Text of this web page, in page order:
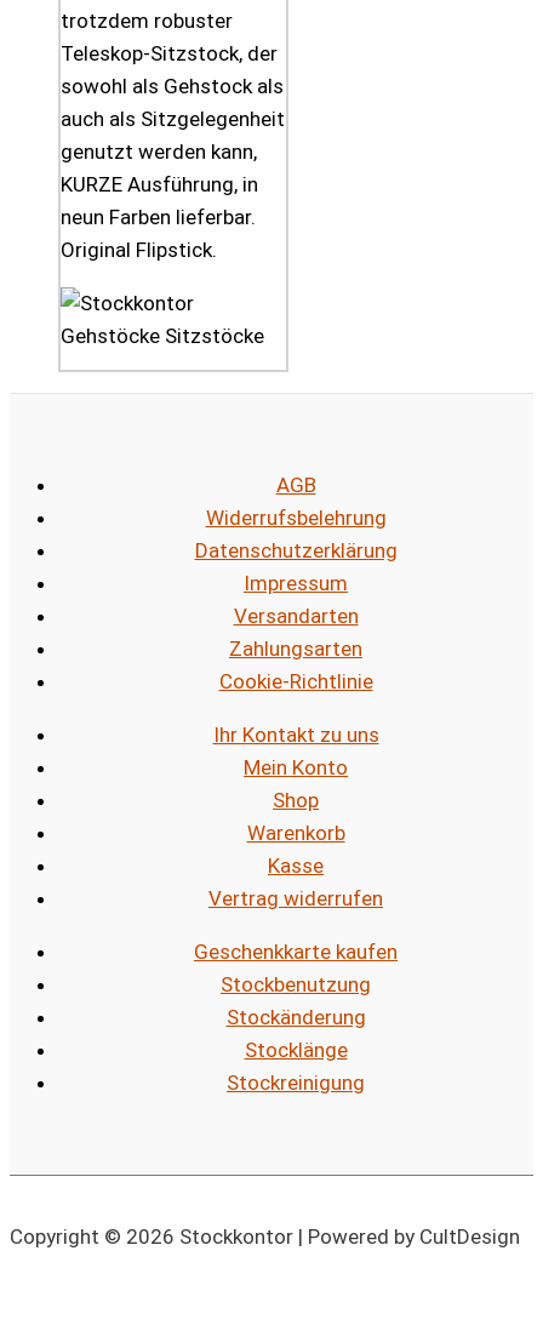
trotzdem robuster
Teleskop-Sitzstock, der
sowohl als Gehstock als
auch als Sitzgelegenheit
genutzt werden kann,
KURZE Ausführung, in
neun Farben lieferbar.
Original Flipstick.
AGB
Widerrufsbelehrung
Datenschutzerklärung
Impressum
Versandarten
Zahlungsarten
Cookie-Richtlinie
Ihr Kontakt zu uns
Mein Konto
Shop
Warenkorb
Kasse
Vertrag widerrufen
Geschenkkarte kaufen
Stockbenutzung
Stockänderung
Stocklänge
Stockreinigung
Copyright © 2026 Stockkontor | Powered by CultDesign